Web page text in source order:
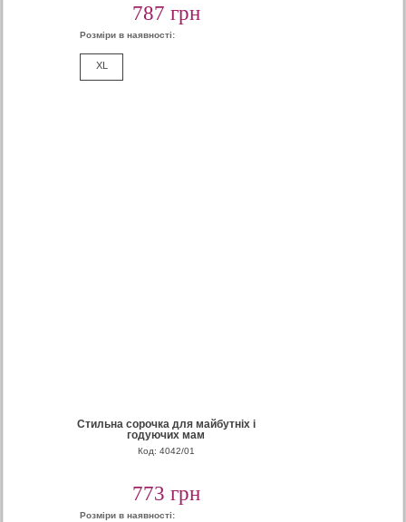
787 грн
Розміри в наявності:
XL
Стильна сорочка для майбутніх і
годуючих мам
Код: 4042/01
773 грн
Розміри в наявності: